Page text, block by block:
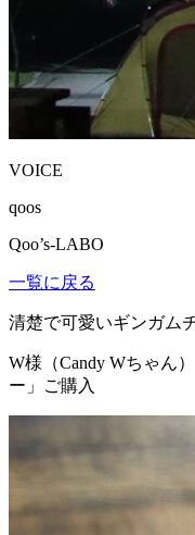
VOICE
qoos
Qoo’s-LABO
一覧に戻る
清楚で可愛いギンガム
W様（Candy Wちゃん）
ー」ご購入